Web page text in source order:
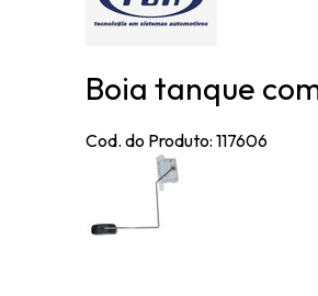
Boia tanque
Cod. do Produto: 117606